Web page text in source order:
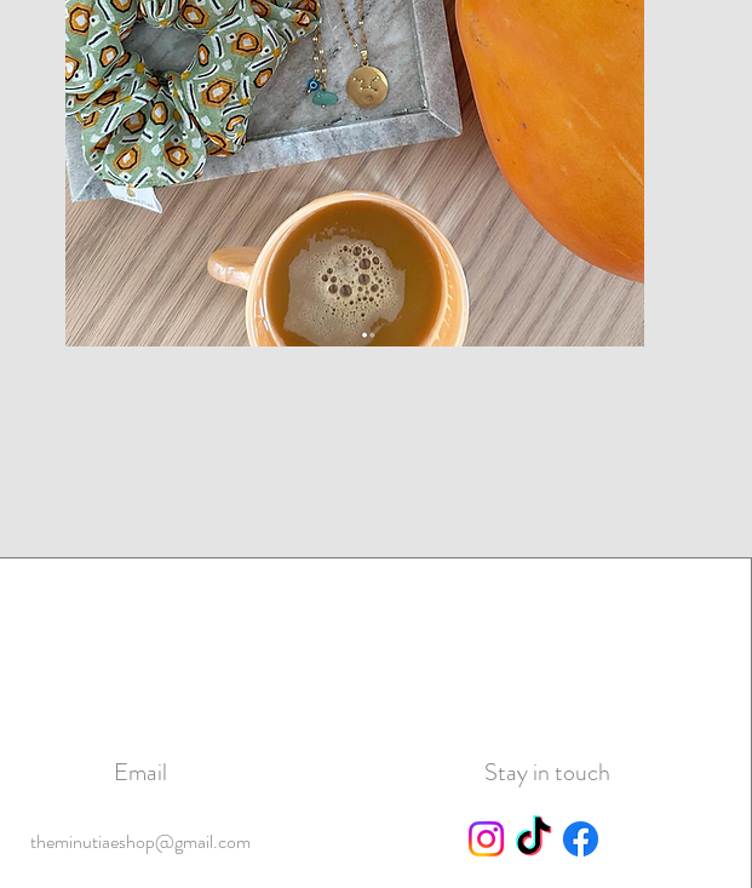
Email
theminutiaeshop@gmail.com
Stay in touch